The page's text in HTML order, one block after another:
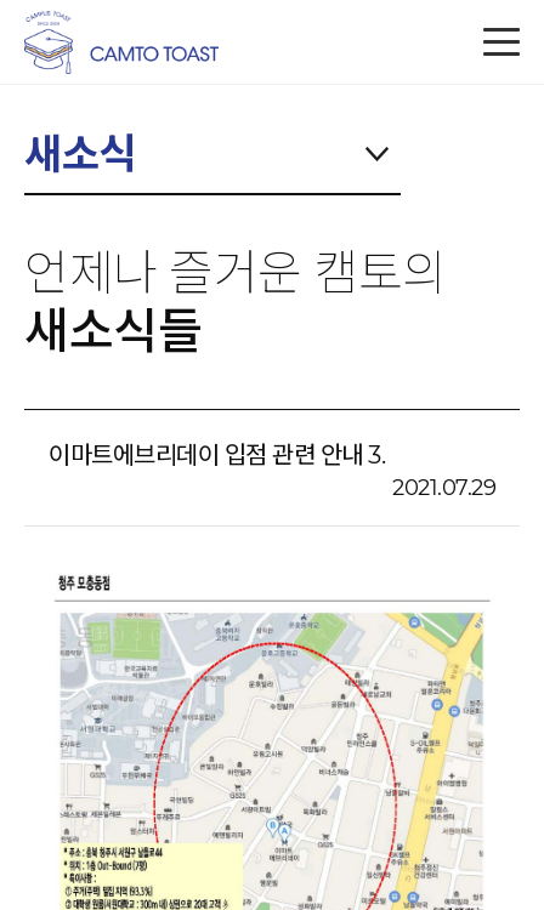
새소식
언제나 즐거운 캠토의
새소식들
이마트에브리데이 입점 관련 안내 3.
2021.07.29